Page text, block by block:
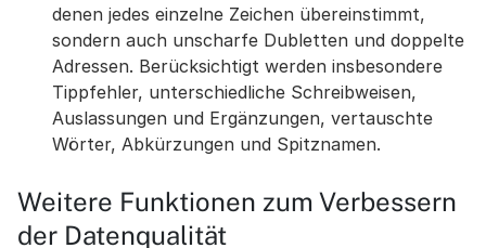
denen jedes einzelne Zeichen übereinstimmt,
sondern auch unscharfe Dubletten und doppelte
Adressen. Berücksichtigt werden insbesondere
Tippfehler, unterschiedliche Schreibweisen,
Auslassungen und Ergänzungen, vertauschte
Wörter, Abkürzungen und Spitznamen.
Weitere Funktionen zum Verbessern
der Datenqualität